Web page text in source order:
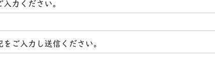
力ください。
ご入力し送信ください。